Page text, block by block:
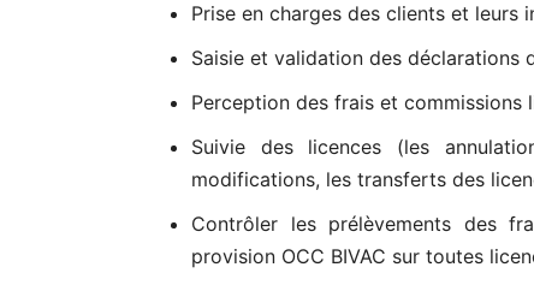
Prise en charges des clients et leurs
Saisie et validation des déclarations
Perception des frais et commissions
Suivie des licences (les
modifications, les transferts des
Contrôler les prélèvements des
provision OCC BIVAC sur toutes